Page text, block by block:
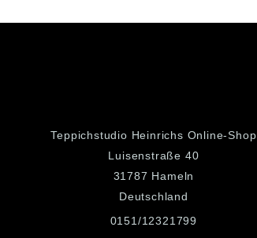
Teppichstudio Heinrichs Online-Shop
Luisenstraße 40
31787 Hameln
Deutschland
0151/12321799